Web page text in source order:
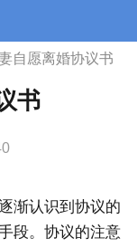
自愿离婚协议书
书
渐认识到协议的
段。协议的注意